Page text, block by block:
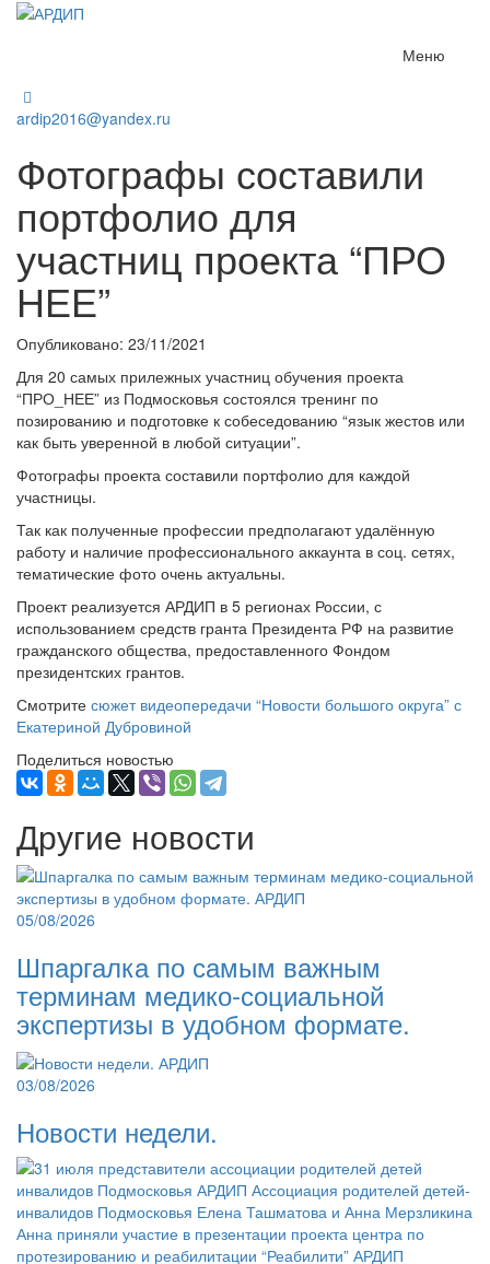
Меню
ardip2016@yandex.ru
Фотографы составили
портфолио для
участниц проекта “ПРО
НЕЕ”
Опубликовано: 23/11/2021
Для 20 самых прилежных участниц обучения проекта
“ПРО_НЕЕ” из Подмосковья состоялся тренинг по
позированию и подготовке к собеседованию “язык жестов или
как быть уверенной в любой ситуации”.
Фотографы проекта составили портфолио для каждой
участницы.
Так как полученные профессии предполагают удалённую
работу и наличие профессионального аккаунта в соц. сетях,
тематические фото очень актуальны.
Проект реализуется АРДИП в 5 регионах России, с
использованием средств гранта Президента РФ на развитие
гражданского общества, предоставленного Фондом
президентских грантов.
Смотрите сюжет видеопередачи “Новости большого округа” с
Екатериной Дубровиной
Поделиться новостью
Другие новости
05/08/2026
Шпаргалка по самым важным
терминам медико-социальной
экспертизы в удобном формате.
03/08/2026
Новости недели.